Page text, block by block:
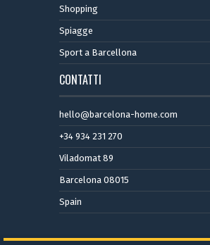
Shopping
Spiagge
Sport a Barcellona
CONTATTI
hello@barcelona-home.com
+34 934 231 270
Viladomat 89
Barcelona 08015
Spain